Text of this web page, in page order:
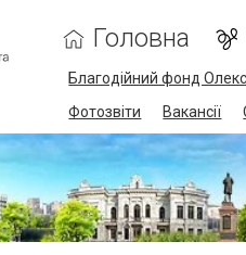
Головна
Благодійний фонд
Фотозвіти
Вакансії